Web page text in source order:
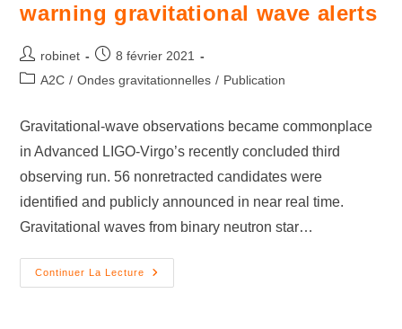
warning gravitational wave alerts
robinet
8 février 2021
A2C / Ondes gravitationnelles / Publication
Gravitational-wave observations became commonplace
in Advanced LIGO-Virgo’s recently concluded third
observing run. 56 nonretracted candidates were
identified and publicly announced in near real time.
Gravitational waves from binary neutron star…
Continuer La Lecture